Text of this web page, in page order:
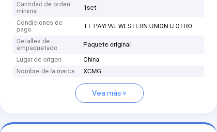
Cantidad de orden
mínima
1set
Condiciones de
pago
TT PAYPAL WESTERN UNION U OTRO
Detalles de
empaquetado
Paquete original
Lugar de origen
China
Nombre de la marca
XCMG
Vea más